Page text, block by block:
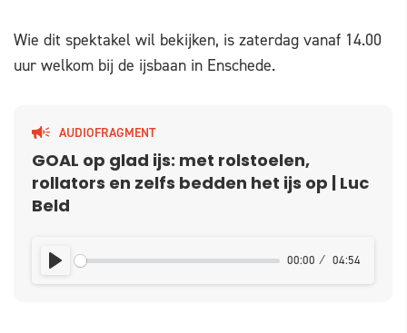
Wie dit spektakel wil bekijken, is zaterdag vanaf 14.00
uur welkom bij de ijsbaan in Enschede.
AUDIOFRAGMENT
GOAL op glad ijs: met rolstoelen,
rollators en zelfs bedden het ijs op | Luc
Beld
PLAY 00:00 04:54